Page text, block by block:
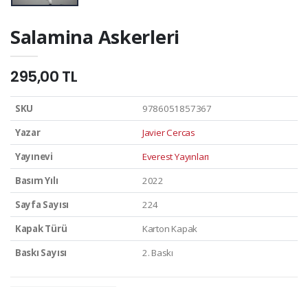
Salamina Askerleri
295,00 TL
SKU
9786051857367
Yazar
Javier Cercas
Yayınevi
Everest Yayınları
Basım Yılı
2022
Sayfa Sayısı
224
Kapak Türü
Karton Kapak
Baskı Sayısı
2. Baskı